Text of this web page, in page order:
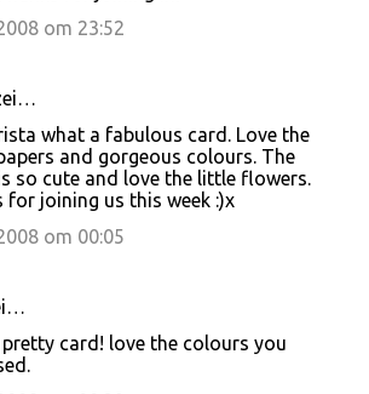
om 23:52
what a fabulous card. Love the
and gorgeous colours. The
so cute and love the little flowers.
for joining us this week :)x
om 00:05
card! love the colours you